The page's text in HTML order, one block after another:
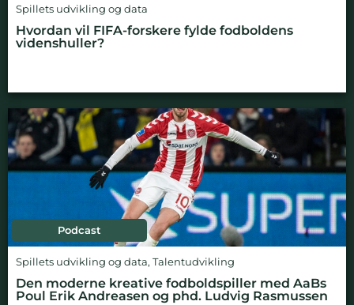
Spillets udvikling og data
Hvordan vil FIFA-forskere fylde fodboldens
videnshuller?
Podcast
Spillets udvikling og data, Talentudvikling
Den moderne kreative fodboldspiller med AaBs
Poul Erik Andreasen og phd. Ludvig Rasmussen